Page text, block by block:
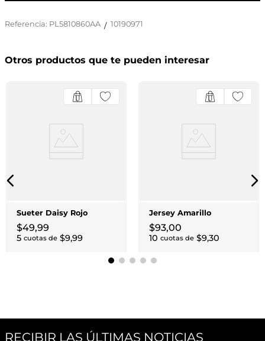
Referencia: PL5810860AA / 10190971
Otros productos que te pueden interesar
Sueter Daisy Rojo
$49,99
5 cuotas de $9,99
Jersey Amarillo
$93,00
10 cuotas de $9,30
RECIBIR LAS ÚLTIMAS NOTICIAS